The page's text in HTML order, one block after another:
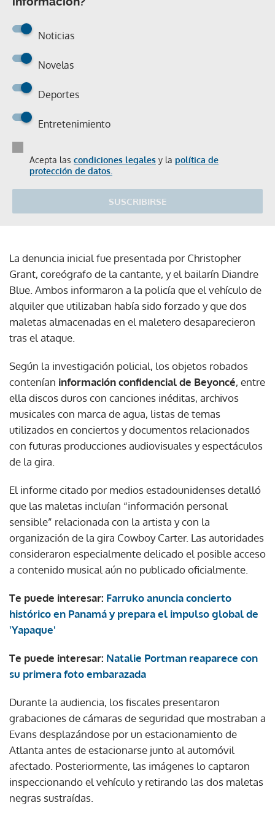
Noticias
Novelas
Deportes
Entretenimiento
Acepta las condiciones legales y la política de
protección de datos.
SUSCRIBIRSE
La denuncia inicial fue presentada por Christopher
Grant, coreógrafo de la cantante, y el bailarín Diandre
Blue. Ambos informaron a la policía que el vehículo de
alquiler que utilizaban había sido forzado y que dos
maletas almacenadas en el maletero desaparecieron
tras el ataque.
Según la investigación policial, los objetos robados
contenían información confidencial de Beyoncé, entre
ella discos duros con canciones inéditas, archivos
musicales con marca de agua, listas de temas
utilizados en conciertos y documentos relacionados
con futuras producciones audiovisuales y espectáculos
de la gira.
El informe citado por medios estadounidenses detalló
que las maletas incluían “información personal
sensible” relacionada con la artista y con la
organización de la gira Cowboy Carter. Las autoridades
consideraron especialmente delicado el posible acceso
a contenido musical aún no publicado oficialmente.
Te puede interesar: Farruko anuncia concierto
histórico en Panamá y prepara el impulso global de
'Yapaque'
Te puede interesar: Natalie Portman reaparece con
su primera foto embarazada
Durante la audiencia, los fiscales presentaron
grabaciones de cámaras de seguridad que mostraban a
Evans desplazándose por un estacionamiento de
Atlanta antes de estacionarse junto al automóvil
afectado. Posteriormente, las imágenes lo captaron
inspeccionando el vehículo y retirando las dos maletas
negras sustraídas.